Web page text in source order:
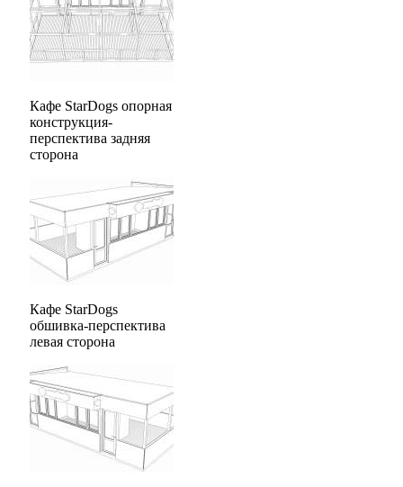
Кафе StarDogs опорная
конструкция-
перспектива задняя
сторона
Кафе StarDogs
обшивка-перспектива
левая сторона